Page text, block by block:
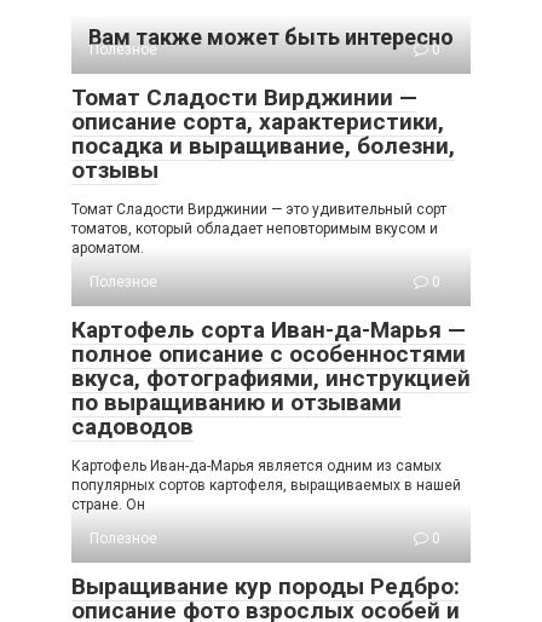
Вам также может быть интересно
Полезное 0
Томат Сладости Вирджинии —
описание сорта, характеристики,
посадка и выращивание, болезни,
отзывы
Томат Сладости Вирджинии — это удивительный сорт
томатов, который обладает неповторимым вкусом и
ароматом.
Полезное
0
Картофель сорта Иван-да-Марья —
полное описание с особенностями
вкуса, фотографиями, инструкцией
по выращиванию и отзывами
садоводов
Картофель Иван-да-Марья является одним из самых
популярных сортов картофеля, выращиваемых в нашей
стране. Он
Полезное
0
Выращивание кур породы Редбро:
описание фото взрослых особей и